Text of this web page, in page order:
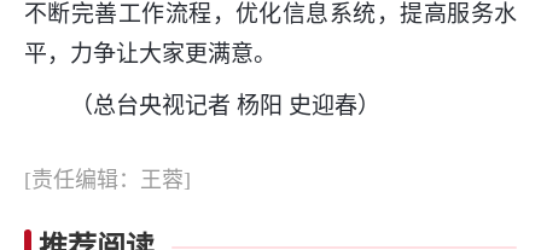
不断完善工作流程，优化信息系统，提高服务水
平，力争让大家更满意。
（总台央视记者 杨阳 史迎春）
[责任编辑：王蓉]